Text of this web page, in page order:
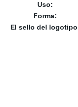
Uso:
Forma:
El sello del